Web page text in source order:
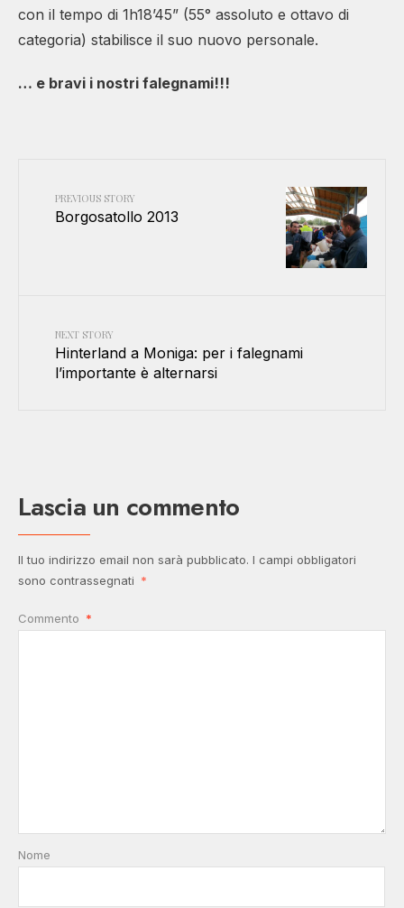
con il tempo di 1h18’45” (55° assoluto e ottavo di
categoria) stabilisce il suo nuovo personale.
… e bravi i nostri falegnami!!!
PREVIOUS STORY
Borgosatollo 2013
NEXT STORY
Hinterland a Moniga: per i falegnami
l’importante è alternarsi
Lascia un commento
Il tuo indirizzo email non sarà pubblicato. I campi obbligatori
sono contrassegnati *
Commento *
Nome